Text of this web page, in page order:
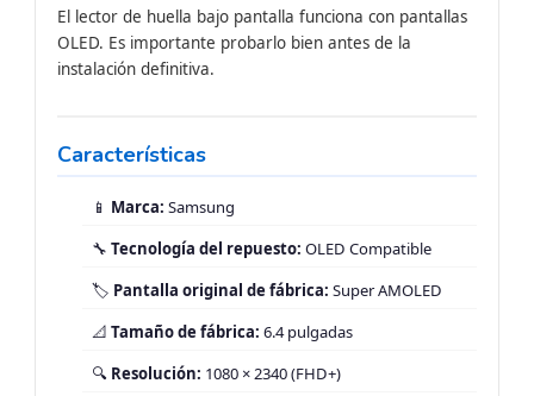
El lector de huella bajo pantalla funciona con pantallas
OLED. Es importante probarlo bien antes de la
instalación definitiva.
Características
📱 Marca: Samsung
🔧 Tecnología del repuesto: OLED Compatible
🏷️ Pantalla original de fábrica: Super AMOLED
📐 Tamaño de fábrica: 6.4 pulgadas
🔍 Resolución: 1080 × 2340 (FHD+)